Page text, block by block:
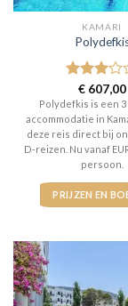
KAMARI
3uit 5
€607,00
Polydefkis is een
accommodatie in
deze reis direct bij
D-reizen. Nu vanaf
persoon.
PRIJZEN EN